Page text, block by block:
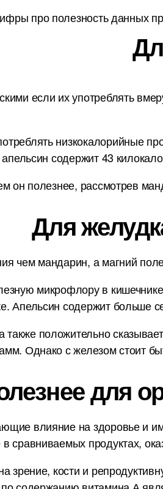
про полезность данных
если их употреблять
низкокалорийные
содержит 43
он полезнее, рассмотрев
Для
чем мандарин, а магний
микрофлору в
Апельсин содержит больше
положительно
Однако с железом стоит
для
влияние на здоровье и
сравниваемых продуктах,
зрение, кости и